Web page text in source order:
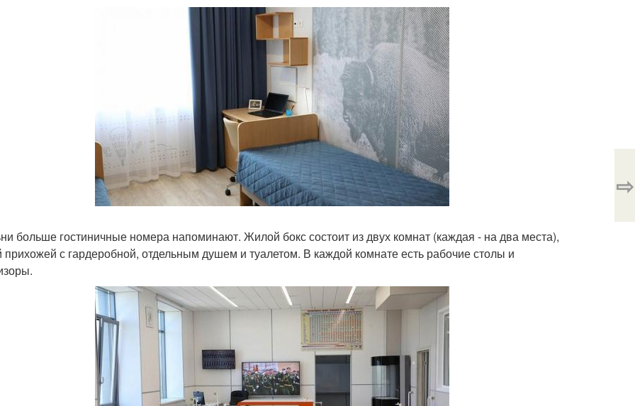
больше гостиничные номера напоминают. Жилой бокс состоит из двух комнат (каждая - на два места),
с гардеробной, отдельным душем и туалетом. В каждой комнате есть рабочие столы и
⇨